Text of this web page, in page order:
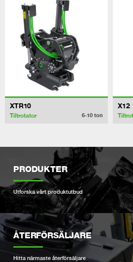
XTR10
Tiltrotator 6-10 ton
X12
PRODUKTER
Utforska vårt produktutbud
ÅTERFÖRSÄLJARE
Hitta närmaste återförsäljare